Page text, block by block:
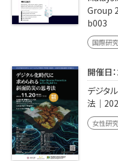
Group
b003
国際研
開催日
デジタ
法｜
女性研究